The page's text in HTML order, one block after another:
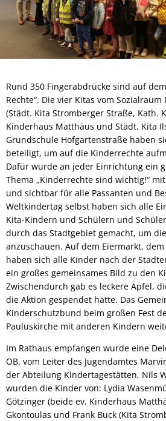
Rund 350 Fingerabdrücke sind auf
Rechte“. Die vier Kitas vom
(Städt. Kita Stromberger Straße, Kath.
Kinderhaus Matthäus und Städt. Kita
Grundschule Hofgartenstraße haben
beteiligt, um auf die Kinderrechte
Dafür wurde an jeder Einrichtung ein
Thema „Kinderrechte sind wichtig!“
und sichtbar für alle Passanten und
Weltkindertag selbst haben sich alle
Kita-Kindern und Schülern und
durch das Stadtgebiet gemacht, um
anzuschauen. Auf dem Eiermarkt,
haben sich alle Kinder nach der
ein großes gemeinsames Bild zu den
Zwischendurch gab es leckere Äpfel,
die Aktion gespendet hatte. Das
Kinderschutzbund beim großen Fest
Pauluskirche mit anderen Kindern
Im Rathaus empfangen wurde eine
OB, vom Leiter des Jugendamtes
der Abteilung Kindertagestätten, Nils
wurden die Kinder von: Lydia
Götzinger (beide ev. Kinderhaus
Gkontoulas und Frank Buck (Kita